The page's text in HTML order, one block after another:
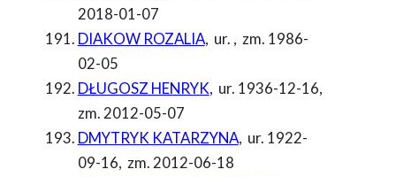
2018-01-07
DIAKOW ROZALIA, ur. , zm. 1986-
02-05
DŁUGOSZ HENRYK, ur. 1936-12-16,
zm. 2012-05-07
DMYTRYK KATARZYNA, ur. 1922-
09-16, zm. 2012-06-18